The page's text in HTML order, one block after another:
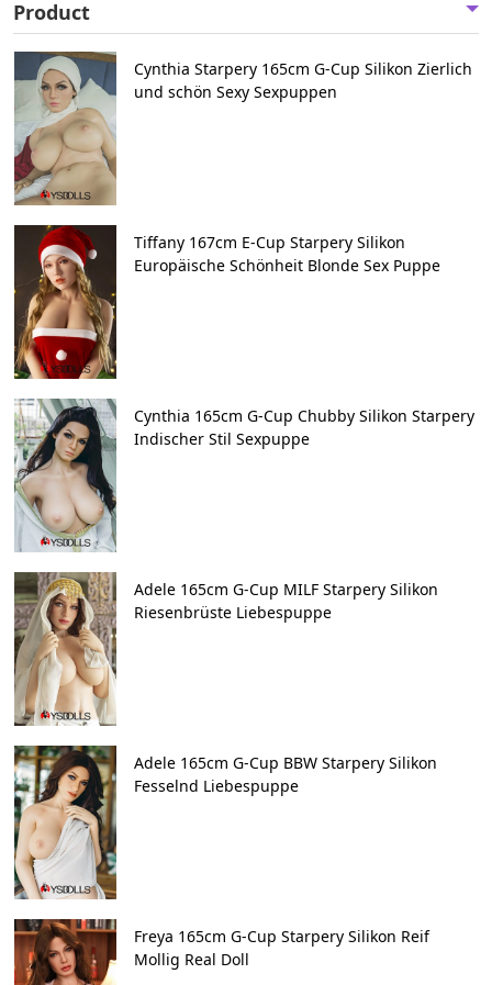
Product
Cynthia Starpery 165cm G-Cup Silikon Zierlich
und schön Sexy Sexpuppen
Tiffany 167cm E-Cup Starpery Silikon
Europäische Schönheit Blonde Sex Puppe
Cynthia 165cm G-Cup Chubby Silikon Starpery
Indischer Stil Sexpuppe
Adele 165cm G-Cup MILF Starpery Silikon
Riesenbrüste Liebespuppe
Adele 165cm G-Cup BBW Starpery Silikon
Fesselnd Liebespuppe
Freya 165cm G-Cup Starpery Silikon Reif
Mollig Real Doll